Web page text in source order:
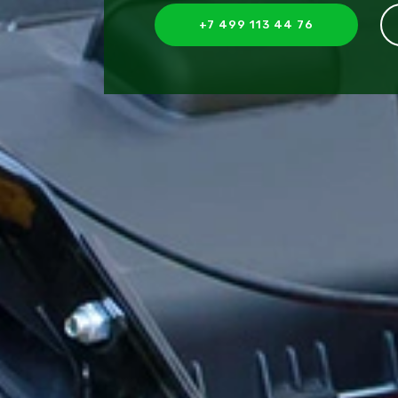
+7 499 113 44 76